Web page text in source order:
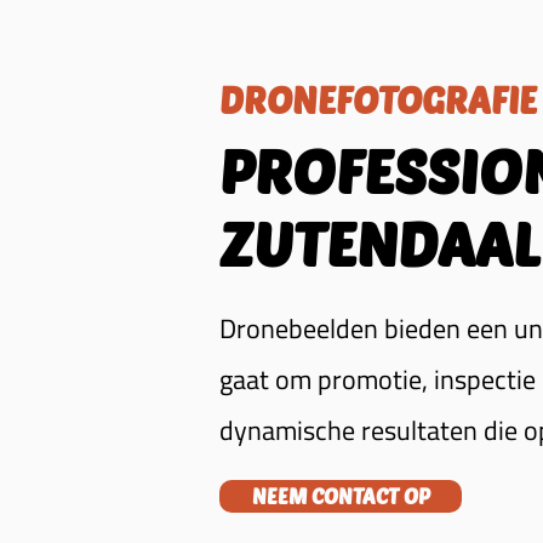
ZUTENDAAL
Dronebeelden bieden een
gaat om promotie,
dynamische resultaten die
NEEM CONTACT OP